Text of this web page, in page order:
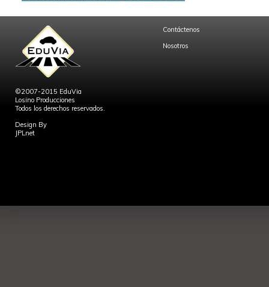
©2007-2015 EduVia
Losino Producciones
Todos los derechos reservados.
Design By
JPLnet
Contáctenos
Nosotros